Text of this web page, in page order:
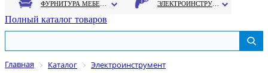
Полный каталог товаров
Главная Каталог
Электроинструмент